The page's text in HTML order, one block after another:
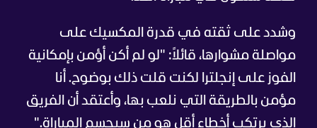
وشدد على ثقته في قدرة المكسيك على
مواصلة مشوارها، قائلاً: "لو لم أكن أؤمن بإمكانية
الفوز على إنجلترا لكنت قلت ذلك بوضوح. أنا
مؤمن بالطريقة التي نلعب بها، وأعتقد أن الفريق
الذي يرتكب أخطاء أقل هو من سيحسم المباراة."